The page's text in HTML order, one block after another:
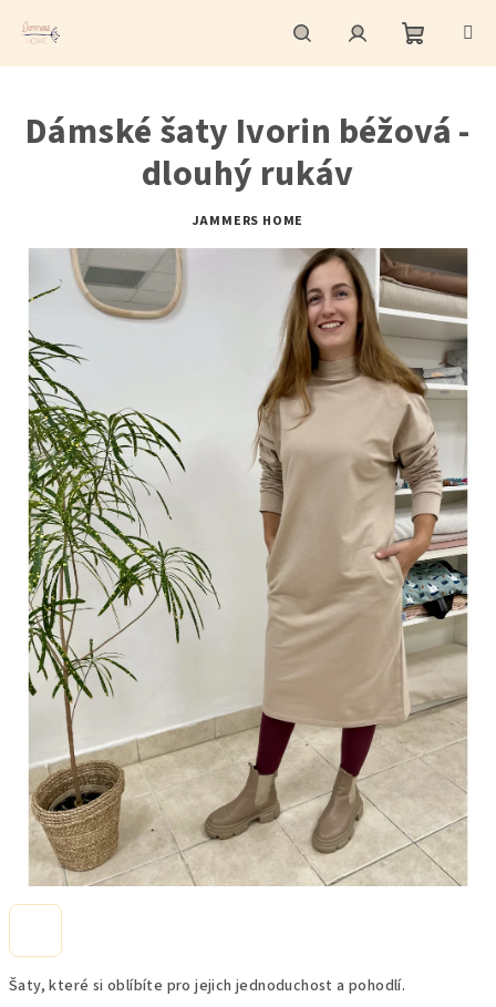
HledatPřihlášeníNákupní
košík
Šaty, které si oblíbíte pro jejich jednoduchost a pohodlí.
Dámské šaty Ivorin béžová -
dlouhý rukáv
JAMMERS HOME